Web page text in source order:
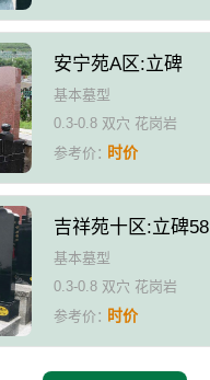
安宁苑A区:立碑
基本墓型
0.3-0.8 双穴 花岗岩
参考价：时价
吉祥苑十区:立碑58
基本墓型
0.3-0.8 双穴 花岗岩
参考价：时价